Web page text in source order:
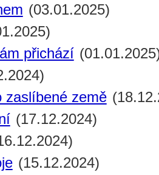
(03.01.2025)
přichází
zaslíbené země
(17.12.2024)
(15.12.2024)